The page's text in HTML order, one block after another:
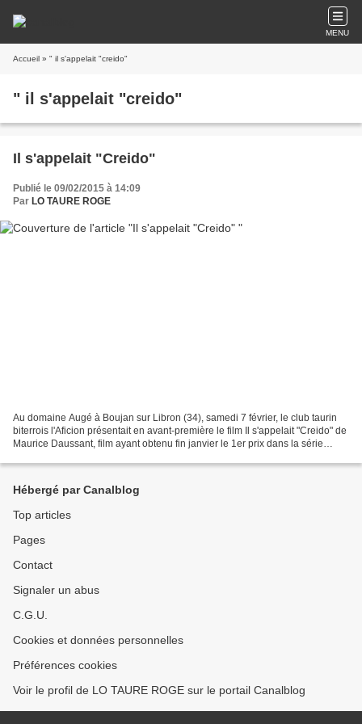
MENU
Accueil » " il s'appelait "creido"
" il s'appelait "creido"
Il s'appelait "Creido"
Publié le 09/02/2015 à 14:09
Par LO TAURE ROGE
Au domaine Augé à Boujan sur Libron (34), samedi 7 février, le club taurin
biterrois l'Aficion présentait en avant-première le film Il s'appelait "Creido" de
Maurice Daussant, film ayant obtenu fin janvier le 1er prix dans la série
Hébergé par Canalblog
Top articles
Pages
Contact
Signaler un abus
C.G.U.
Cookies et données personnelles
Préférences cookies
Voir le profil de LO TAURE ROGE sur le portail Canalblog